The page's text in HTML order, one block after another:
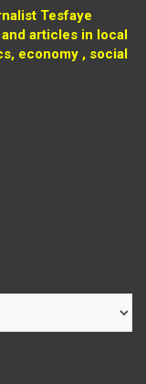
Tesfaye
articles in local
economy , social